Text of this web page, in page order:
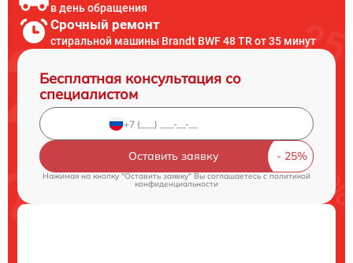
в день обращения
Срочный ремонт
стиральной машины Brandt BWF 48 TR от 35 минут
Бесплатная консультация со
специалистом
Оставить заявку
Нажимая на кнопку "Оставить заявку" Вы соглашаетесь cполитикой
конфиденциальности